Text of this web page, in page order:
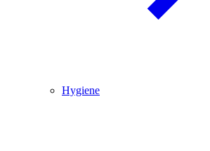
Hygiene